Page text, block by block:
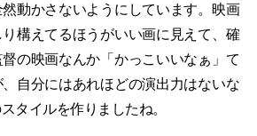
動かさないようにしています。映画
構えてるほうがいい画に見えて、確
の映画なんか「かっこいいなぁ」て
自分にはあれほどの演出力はないな
タイルを作りましたね。